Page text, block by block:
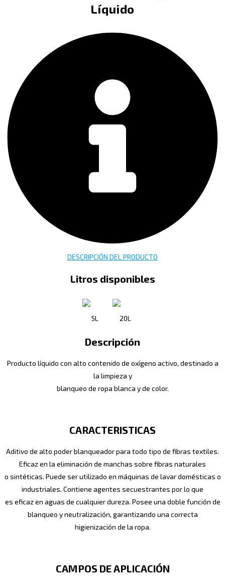
Líquido
DESCRIPCIÓN DEL PRODUCTO
Litros disponibles
5L 20L
Descripción
Producto líquido con alto contenido de oxígeno activo, destinado a
la limpieza y
blanqueo de ropa blanca y de color.
CARACTERISTICAS
Aditivo de alto poder blanqueador para todo tipo de fibras textiles.
Eficaz en la eliminación de manchas sobre fibras naturales
o sintéticas. Puede ser utilizado en máquinas de lavar domésticas o
industriales. Contiene agentes secuestrantes por lo que
es eficaz en aguas de cualquier dureza. Posee una doble función de
blanqueo y neutralización, garantizando una correcta
higienización de la ropa.
CAMPOS DE APLICACIÓN